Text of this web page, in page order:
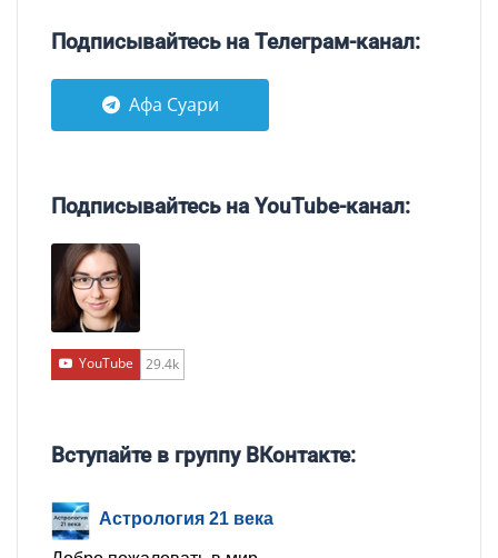
Подписывайтесь на Телеграм-канал:
Афа Суари
Подписывайтесь на YouTube-канал:
YouTube 29.4k
Вступайте в группу ВКонтакте:
Астрология 21 века